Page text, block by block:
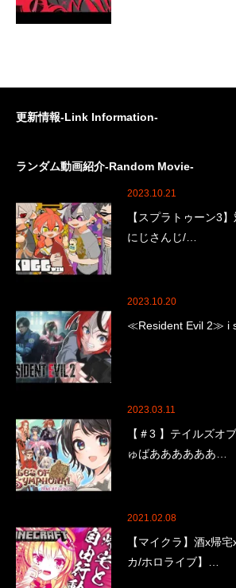
更新情報-Link Information-
ランダム動画紹介-Random Movie-
2023.10.21
【スプラトゥーン3
にじさんじ/…
2023.10.20
≪Resident Evil 2≫ i
2023.03.11
【＃3 】テイルズオ
ゅばああああああ…
2021.02.08
【マイクラ】酒x帰
カ/ホロライブ】…